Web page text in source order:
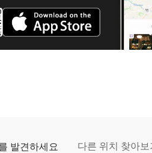
발견하세요 다른 위치 찾아보